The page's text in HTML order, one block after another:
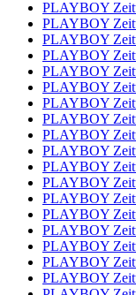
PLAYBOY
PLAYBOY
PLAYBOY
PLAYBOY
PLAYBOY
PLAYBOY
PLAYBOY
PLAYBOY
PLAYBOY
PLAYBOY
PLAYBOY
PLAYBOY
PLAYBOY
PLAYBOY
PLAYBOY
PLAYBOY
PLAYBOY
PLAYBOY